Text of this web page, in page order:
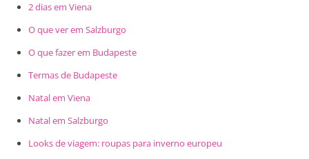
2 dias em Viena
O que ver em Salzburgo
O que fazer em Budapeste
Termas de Budapeste
Natal em Viena
Natal em Salzburgo
Looks de viagem: roupas para inverno europeu